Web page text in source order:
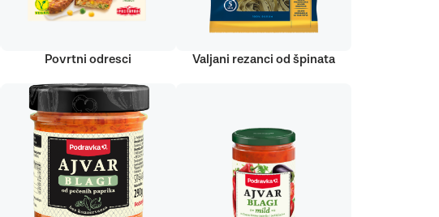
Povrtni odresci Valjani rezanci od špinata